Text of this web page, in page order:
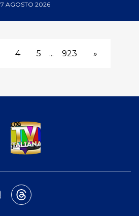
7 AGOSTO 2026
4 5 ... 923 »